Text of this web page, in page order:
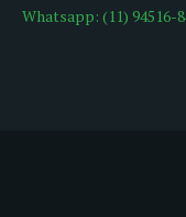
Whatsapp: (11) 94516-